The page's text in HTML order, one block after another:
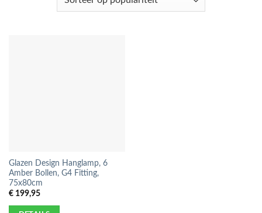
Glazen Design Hanglamp, 6
Amber Bollen, G4 Fitting,
75x80cm
€199,95